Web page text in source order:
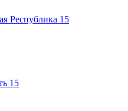
Республика 15
15